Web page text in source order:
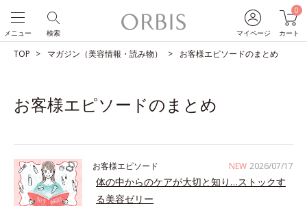
マイページ
0
カート
検索
メニュー
TOP マガジン（美容情報・読み物） お客様エピソードのまとめ
お客様エピソードのまとめ
NEW 2026/07/17
お客様エピソード
体の中からのケアが大切と知り…ストックす
る美容ゼリー